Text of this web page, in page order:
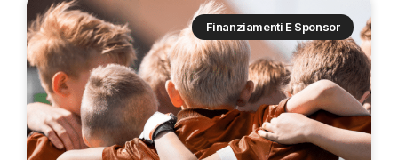
Finanziamenti E Sponsor